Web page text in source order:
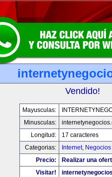
Vendido!
Mayusculas:
Minusculas:
Longitud:
17 caracteres
Categorias:
Internet, Negocios
Precio:
Realizar una
Visitar!